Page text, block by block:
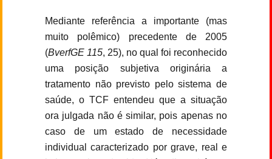
Mediante referência a importante (mas
muito polêmico) precedente de 2005
(BverfGE 115, 25), no qual foi reconhecido
uma posição subjetiva originária a
tratamento não previsto pelo sistema de
saúde, o TCF entendeu que a situação
ora julgada não é similar, pois apenas no
caso de um estado de necessidade
individual caracterizado por grave, real e